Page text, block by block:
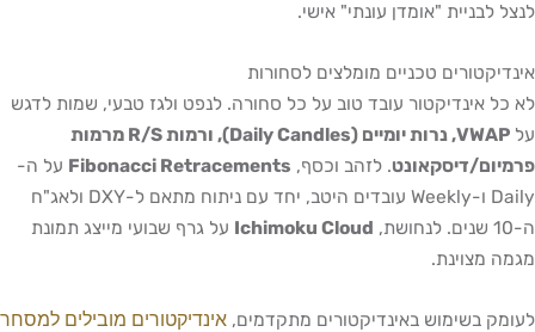
לנצל לבניית "אומדן עונתי" אישי.
אינדיקטורים טכניים מומלצים לסחורות
לא כל אינדיקטור עובד טוב על כל סחורה. לנפט ולגז טבעי, שמות לדגש
על
VWAP, נרות יומיים (Daily Candles), ורמות R/S מרמות
פרמיום/דיסקאונט. לזהב וכסף, Fibonacci Retracements על ה-
Daily ו-Weekly עובדים היטב, יחד עם ניתוח מתאם ל-DXY ולאג"ח
ה-10 שנים. לנחושת,
Ichimoku Cloud על גרף שבועי מייצג תמונת
מגמה מצוינת.
לעומק בשימוש באינדיקטורים מתקדמים, אינדיקטורים מובילים למסחר